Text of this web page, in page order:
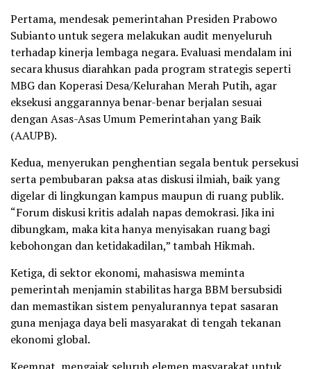
Pertama, mendesak pemerintahan Presiden Prabowo
Subianto untuk segera melakukan audit menyeluruh
terhadap kinerja lembaga negara. Evaluasi mendalam ini
secara khusus diarahkan pada program strategis seperti
MBG dan Koperasi Desa/Kelurahan Merah Putih, agar
eksekusi anggarannya benar-benar berjalan sesuai
dengan Asas-Asas Umum Pemerintahan yang Baik
(AAUPB).
Kedua, menyerukan penghentian segala bentuk persekusi
serta pembubaran paksa atas diskusi ilmiah, baik yang
digelar di lingkungan kampus maupun di ruang publik.
“Forum diskusi kritis adalah napas demokrasi. Jika ini
dibungkam, maka kita hanya menyisakan ruang bagi
kebohongan dan ketidakadilan,” tambah Hikmah.
Ketiga, di sektor ekonomi, mahasiswa meminta
pemerintah menjamin stabilitas harga BBM bersubsidi
dan memastikan sistem penyalurannya tepat sasaran
guna menjaga daya beli masyarakat di tengah tekanan
ekonomi global.
Keempat, mengajak seluruh elemen masyarakat untuk